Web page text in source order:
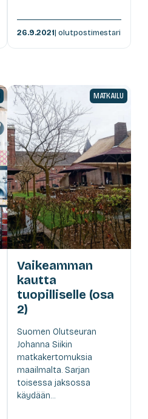
26.9.2021| olutpostimestari
MATKAILU
Vaikeamman
kautta
tuopilliselle (osa
2)
Suomen Olutseuran
Johanna Siikin
matkakertomuksia
maailmalta. Sarjan
toisessa jaksossa
käydään...